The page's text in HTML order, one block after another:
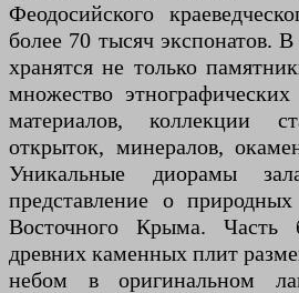
Феодосийского
более 70 тысяч экспонатов.
хранятся не только
множество
материалов, коллекции
открыток, минералов,
Уникальные диорамы
представление о
Восточного Крыма. Часть
древних каменных плит
небом в оригинальном